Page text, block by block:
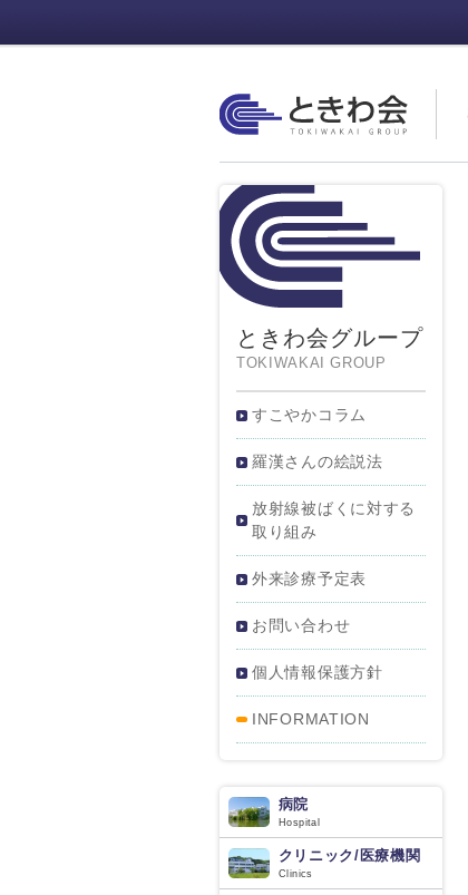
ときわ会グループ
TOKIWAKAI GROUP
すこやかコラム
羅漢さんの絵説法
放射線被ばくに対する
取り組み
外来診療予定表
お問い合わせ
個人情報保護方針
INFORMATION
病院
Hospital
クリニック/医療機関
Clinics